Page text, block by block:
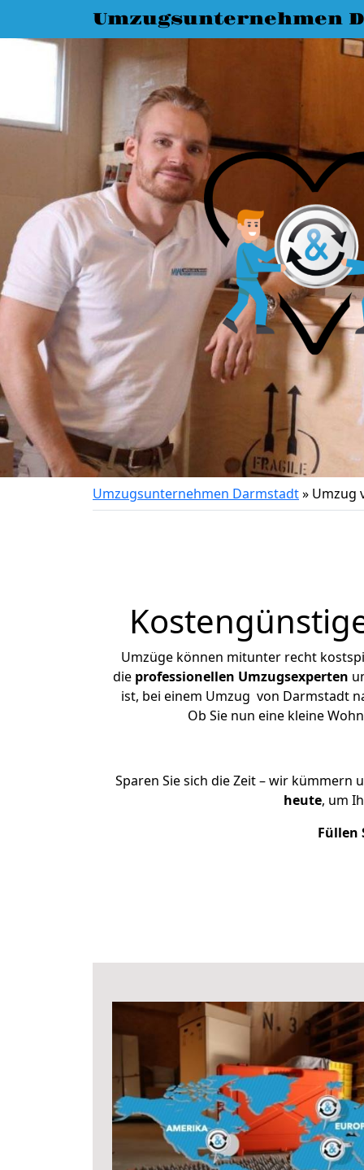
Umzugsunternehmen
Umzugsunternehmen Darmstadt» Umzug
Umzüge können mitunter recht
die professionellen Umzugsexperten
ist, bei einem Umzug von Darmstadt
Ob Sie nun eine kleine
Sparen Sie sich die Zeit – wir
heute, um
Füllen